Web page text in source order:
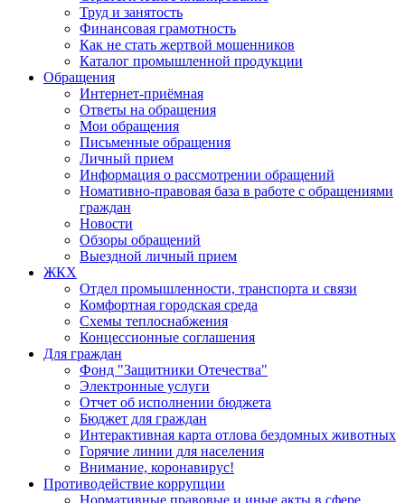
Труд и занятость
Финансовая грамотность
Как не стать жертвой мошенников
Каталог промышленной продукции
Обращения
Интернет-приёмная
Ответы на обращения
Мои обращения
Письменные обращения
Личный прием
Информация о рассмотрении обращений
Номативно-правовая база в работе с обращениями
граждан
Новости
Обзоры обращений
Выездной личный прием
ЖКХ
Отдел промышленности, транспорта и связи
Комфортная городская среда
Схемы теплоснабжения
Концессионные соглашения
Для граждан
Фонд "Защитники Отечества"
Электронные услуги
Отчет об исполнении бюджета
Бюджет для граждан
Интерактивная карта отлова бездомных животных
Горячие линии для населения
Внимание, коронавирус!
Противодействие коррупции
Нормативные правовые и иные акты в сфере